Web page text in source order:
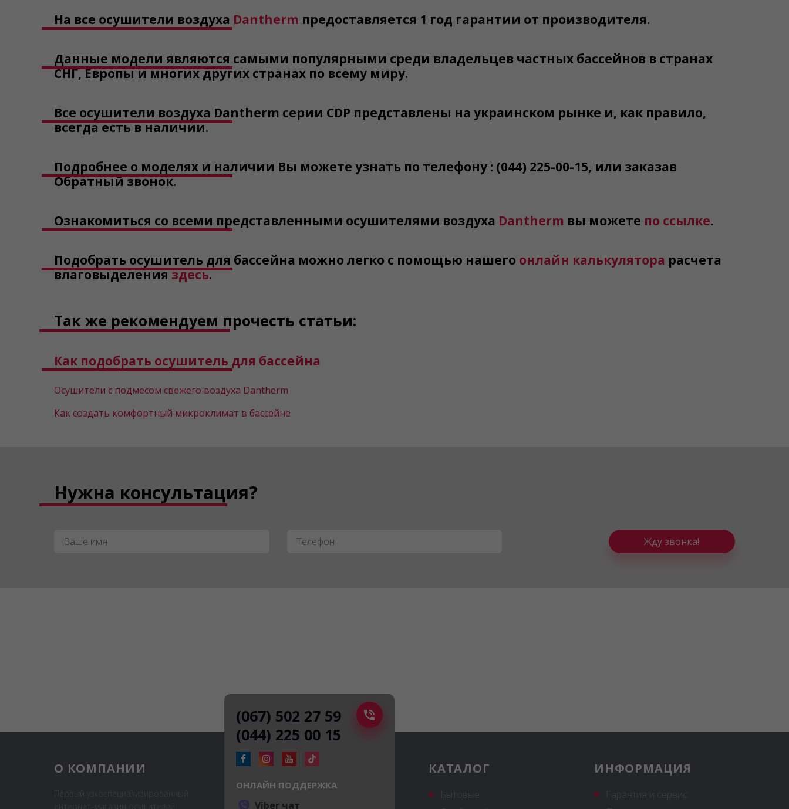
На все осушители воздуха Dantherm предоставляется 1 год гарантии от производителя.
Данные модели являются самыми популярными среди владельцев частных бассейнов в странах
СНГ, Европы и многих других странах по всему миру.
Все осушители воздуха Dantherm серии CDP представлены на украинском рынке и, как правило,
всегда есть в наличии.
Подробнее о моделях и наличии Вы можете узнать по телефону : (044) 225-00-15, или заказав
Обратный звонок.
Ознакомиться со всеми представленными осушителями воздуха Dantherm вы можете по ссылке.
Подобрать осушитель для бассейна можно легко с помощью нашего онлайн калькулятора расчета
влаговыделенияздесь.
Так же рекомендуем прочесть статьи:
Как подобрать осушитель для бассейна
Осушители с подмесом свежего воздуха Dantherm
Как создать комфортный микроклимат в бассейне
Нужна консультация?
Имя* Телефон * Жду звонка!
О КОМПАНИИ ИНФОРМАЦИЯ
КАТАЛОГ
(067) 502 27 59
(044) 225 00 15
ОНЛАЙН ПОДДЕРЖКА
Viber чат